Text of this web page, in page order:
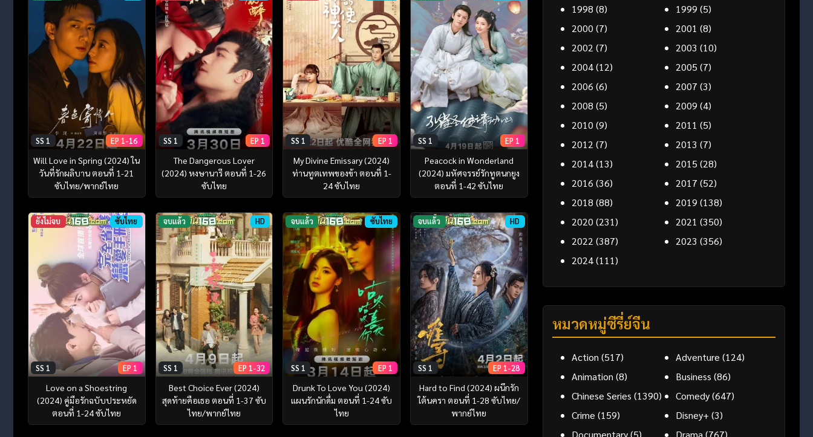
SS 1 EP 1-16
Will Love in Spring (2024) ใน
วันที่รักผลิบาน ตอนที่ 1-21
ซับไทย/พากย์ไทย
SS 1 EP 1
The Dangerous Lover
(2024) หงษานารี ตอนที่ 1-26
ซับไทย
SS 1 EP 1
My Divine Emissary (2024)
ท่านทูตเทพของข้า ตอนที่ 1-
24 ซับไทย
SS 1 EP 1
Peacock in Wonderland
(2024) มหัศจรรย์รักทูตนกยูง
ตอนที่ 1-42 ซับไทย
ยังไม่จบ ซับไทย
SS 1 EP 1
Love on a Shoestring
(2024) คู่มือรักฉบับประหยัด
ตอนที่ 1-24 ซับไทย
จบแล้ว HD
SS 1 EP 1-32
Best Choice Ever (2024)
สุดท้ายคือเธอ ตอนที่ 1-37 ซับ
ไทย/พากย์ไทย
จบแล้ว ซับไทย
SS 1 EP 1
Drunk To Love You (2024)
แผนรักนักดื่ม ตอนที่ 1-24 ซับ
ไทย
จบแล้ว HD
SS 1 EP 1-28
Hard to Find (2024) ผนึกรัก
ใต้นครา ตอนที่ 1-28 ซับไทย/
พากย์ไทย
1998 (8) 1999 (5)
2000 (7) 2001 (8)
2002 (7) 2003 (10)
2004(12) 2005 (7)
2006 (6) 2007 (3)
2008 (5) 2009 (4)
2010 (9) 2011 (5)
2012 (7) 2013 (7)
2014(13) 2015 (28)
2016 (36) 2017 (52)
2018 (88) 2019 (138)
2020 (231) 2021 (350)
2022 (387) 2023 (356)
2024(111)
หมวดหมู่ซีรี่ย์จีน
Action (517) Adventure (124)
Animation (8) Business (86)
Chinese Series (1390) Comedy(647)
Crime (159) Disney+ (3)
Documentary(5) Drama(767)